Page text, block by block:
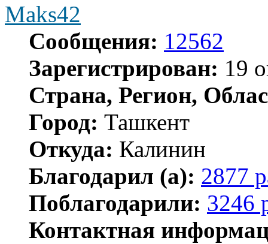
Maks42
Сообщения: 12562
Зарегистрирован: 19
Страна, Регион,
Город: Ташкент
Откуда: Калинин
Благодарил (а): 2877
Поблагодарили: 3246
Контактная